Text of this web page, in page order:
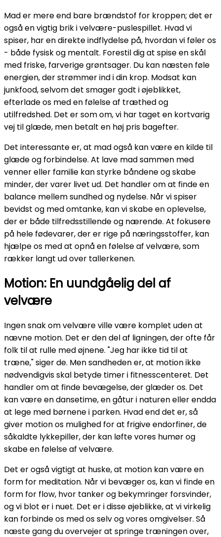
Mad er mere end bare brændstof for kroppen; det er
også en vigtig brik i velvære-puslespillet. Hvad vi
spiser, har en direkte indflydelse på, hvordan vi føler os
- både fysisk og mentalt. Forestil dig at spise en skål
med friske, farverige grøntsager. Du kan næsten føle
energien, der strømmer ind i din krop. Modsat kan
junkfood, selvom det smager godt i øjeblikket,
efterlade os med en følelse af træthed og
utilfredshed. Det er som om, vi har taget en kortvarig
vej til glæde, men betalt en høj pris bagefter.
Det interessante er, at mad også kan være en kilde til
glæde og forbindelse. At lave mad sammen med
venner eller familie kan styrke båndene og skabe
minder, der varer livet ud. Det handler om at finde en
balance mellem sundhed og nydelse. Når vi spiser
bevidst og med omtanke, kan vi skabe en oplevelse,
der er både tilfredsstillende og nærende. At fokusere
på hele fødevarer, der er rige på næringsstoffer, kan
hjælpe os med at opnå en følelse af velvære, som
rækker langt ud over tallerkenen.
Motion: En uundgåelig del af
velvære
Ingen snak om velvære ville være komplet uden at
nævne motion. Det er den del af ligningen, der ofte får
folk til at rulle med øjnene. "Jeg har ikke tid til at
træne," siger de. Men sandheden er, at motion ikke
nødvendigvis skal betyde timer i fitnesscenteret. Det
handler om at finde bevægelse, der glæder os. Det
kan være en dansetime, en gåtur i naturen eller endda
at lege med børnene i parken. Hvad end det er, så
giver motion os mulighed for at frigive endorfiner, de
såkaldte lykkepiller, der kan løfte vores humør og
skabe en følelse af velvære.
Det er også vigtigt at huske, at motion kan være en
form for meditation. Når vi bevæger os, kan vi finde en
form for flow, hvor tanker og bekymringer forsvinder,
og vi blot er i nuet. Det er i disse øjeblikke, at vi virkelig
kan forbinde os med os selv og vores omgivelser. Så
næste gang du overvejer at springe træningen over,